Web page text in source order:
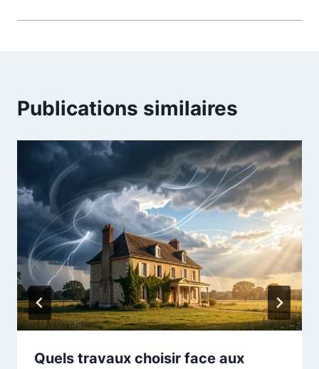
Publications similaires
Quels travaux choisir face aux